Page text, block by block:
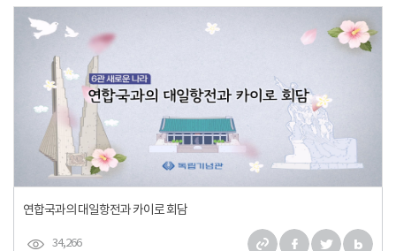
연합국과의 대일항전과 카이로 회담
34,266